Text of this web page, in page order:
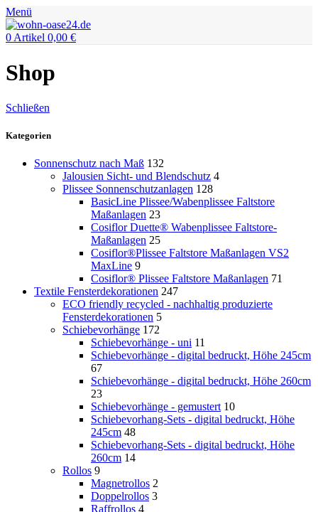
Menü
0 Artikel 0,00 €
Shop
Schließen
Kategorien
Sonnenschutz nach Maß 132
Jalousien Sicht- und Blendschutz 4
Plissee Sonnenschutzanlagen 128
BasicLine Plissee/Wabenplissee Faltstore
Maßanlagen 23
Cosiflor Duette® Wabenplissee Faltstore-
Maßanlagen 25
Cosiflor®Plissee Faltstore Maßanlagen VS2
MaxLine 9
Cosiflor® Plissee Faltstore Maßanlagen 71
Textile Fensterdekorationen 247
ECO friendly recycled - nachhaltig produzierte
Fensterdekorationen 5
Schiebevorhänge 172
Schiebevorhänge - uni 11
Schiebevorhänge - digital bedruckt, Höhe 245cm
67
Schiebevorhänge - digital bedruckt, Höhe 260cm
23
Schiebevorhänge - gemustert 10
Schiebevorhang-Sets - digital bedruckt, Höhe
245cm 48
Schiebevorhang-Sets - digital bedruckt, Höhe
260cm 14
Rollos 9
Magnetrollos 2
Doppelrollos 3
Raffrollos 4